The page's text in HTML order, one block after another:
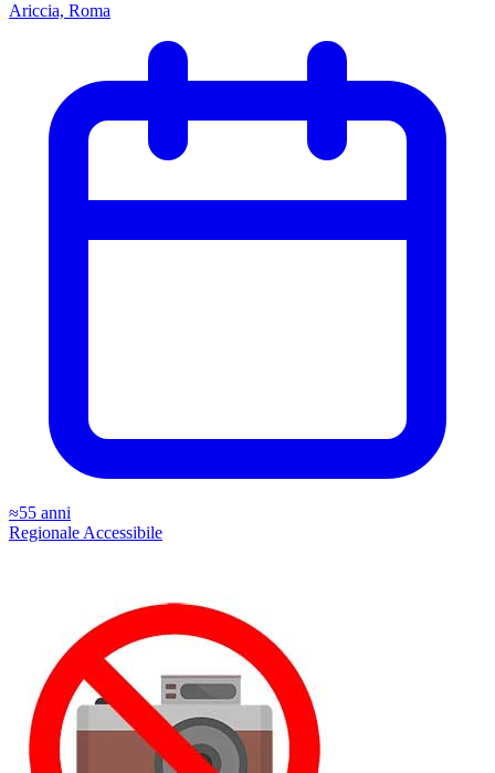
Ariccia, Roma
≈55 anni
Regionale Accessibile